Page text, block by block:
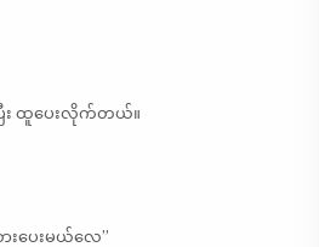
း ထူပေးလိုက်တယ်။
းပေးမယ်လေ”